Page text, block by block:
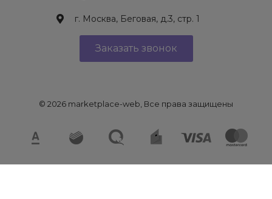
г. Москва, Беговая, д.3, стр. 1
Заказать звонок
© 2026 marketplace-web, Все права защищены